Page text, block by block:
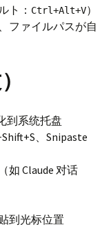
ト： Ctrl+Alt+V）
ファイルパスが自
到系统托盘
、Snipaste
如 Claude 对话
到光标位置